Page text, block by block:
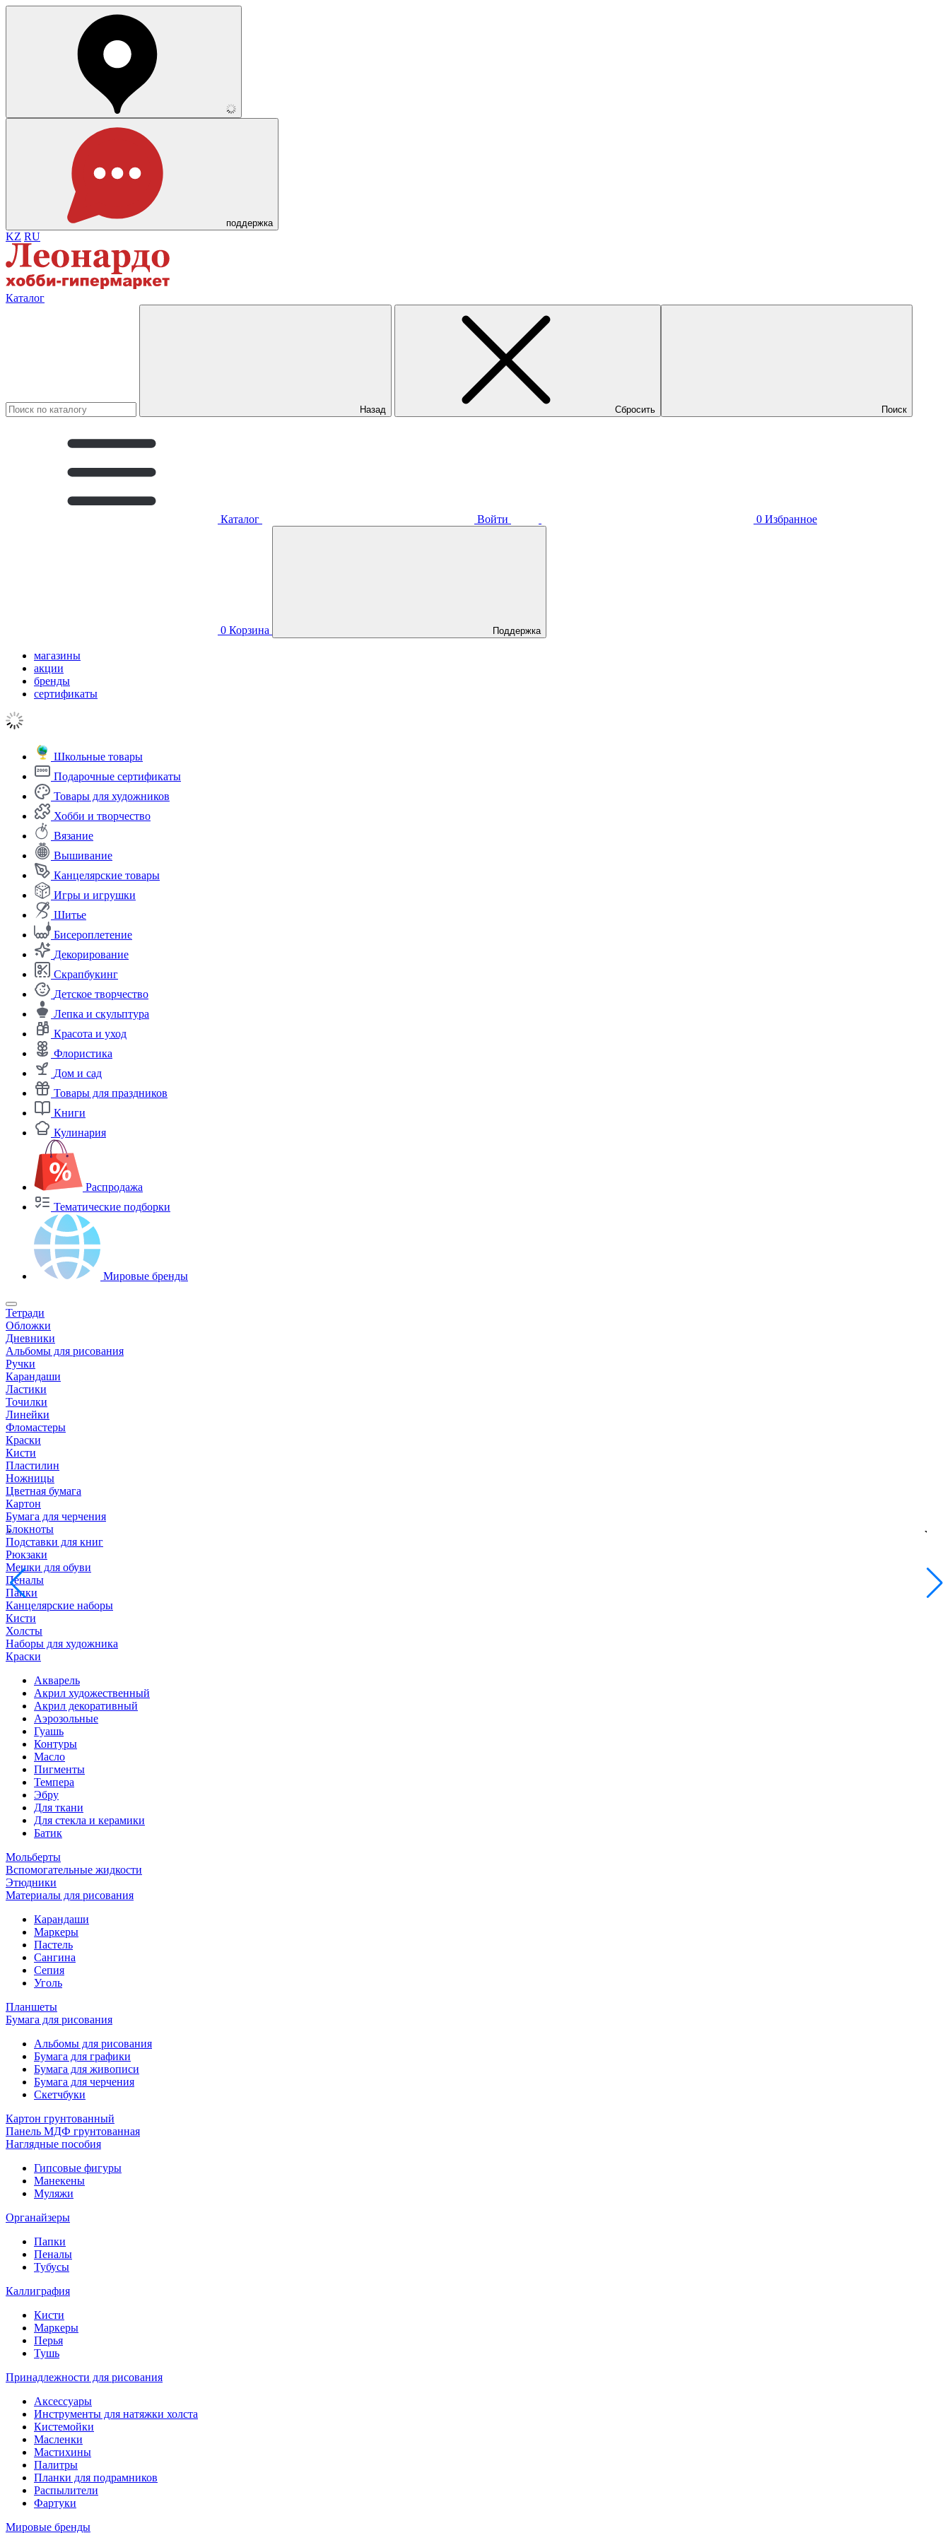
поддержка
KZ RU
Каталог
Назад Сбросить Поиск
Каталог Войти 0 Избранное
0 Корзина Поддержка
магазины
акции
бренды
сертификаты
Школьные товары
Подарочные сертификаты
Товары для художников
Хобби и творчество
Вязание
Вышивание
Канцелярские товары
Игры и игрушки
Шитье
Бисероплетение
Декорирование
Скрапбукинг
Детское творчество
Лепка и скульптура
Красота и уход
Флористика
Дом и сад
Товары для праздников
Книги
Кулинария
Распродажа
Тематические подборки
Мировые бренды
Тетради
Обложки
Дневники
Альбомы для рисования
Ручки
Карандаши
Ластики
Точилки
Линейки
Фломастеры
Краски
Кисти
Пластилин
Ножницы
Цветная бумага
Картон
Бумага для черчения
Блокноты
Подставки для книг
Рюкзаки
Мешки для обуви
Пеналы
Папки
Канцелярские наборы
Кисти
Холсты
Наборы для художника
Краски
Акварель
Акрил художественный
Акрил декоративный
Аэрозольные
Гуашь
Контуры
Масло
Пигменты
Темпера
Эбру
Для ткани
Для стекла и керамики
Батик
Мольберты
Вспомогательные жидкости
Этюдники
Материалы для рисования
Карандаши
Маркеры
Пастель
Сангина
Сепия
Уголь
Планшеты
Бумага для рисования
Альбомы для рисования
Бумага для графики
Бумага для живописи
Бумага для черчения
Скетчбуки
Картон грунтованный
Панель МДФ грунтованная
Наглядные пособия
Гипсовые фигуры
Манекены
Муляжи
Органайзеры
Папки
Пеналы
Тубусы
Каллиграфия
Кисти
Маркеры
Перья
Тушь
Принадлежности для рисования
Аксессуары
Инструменты для натяжки холста
Кистемойки
Масленки
Мастихины
Палитры
Планки для подрамников
Распылители
Фартуки
Мировые бренды